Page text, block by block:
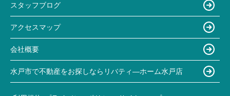
スタッフブログ
アクセスマップ
会社概要
水戸市で不動産をお探しならリバティ―ホーム水戸店